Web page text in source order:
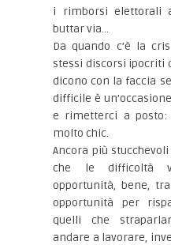
i rimborsi elettorali
buttar via…
Da quando c’è la
stessi discorsi ipocriti
dicono con la faccia
difficile è
e rimetterci a posto:
molto chic.
Ancora più
che le difficoltà
opportunità, bene,
opportunità per
quelli che
andare a lavorare,